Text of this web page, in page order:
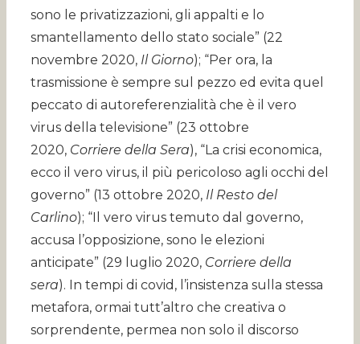
sono le privatizzazioni, gli appalti e lo
smantellamento dello stato sociale” (22
novembre 2020, Il Giorno); “Per ora, la
trasmissione è sempre sul pezzo ed evita quel
peccato di autoreferenzialità che è il vero
virus della televisione” (23 ottobre
2020, Corriere della Sera), “La crisi economica,
ecco il vero virus, il più pericoloso agli occhi del
governo” (13 ottobre 2020, Il Resto del
Carlino); “Il vero virus temuto dal governo,
accusa l’opposizione, sono le elezioni
anticipate” (29 luglio 2020, Corriere della
sera). In tempi di covid, l’insistenza sulla stessa
metafora, ormai tutt’altro che creativa o
sorprendente, permea non solo il discorso